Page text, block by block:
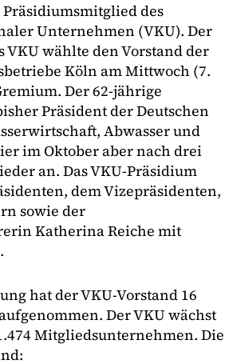
Präsidiumsmitglied des
Unternehmen (VKU). Der
VKU wählte den Vorstand der
Köln am Mittwoch (7.
Der 62-jährige
Präsident der Deutschen
Abwasser und
im Oktober aber nach drei
an. Das VKU-Präsidium
dem Vizepräsidenten,
sowie der
Katherina Reiche mit
hat der VKU-Vorstand 16
Der VKU wächst
Mitgliedsunternehmen. Die